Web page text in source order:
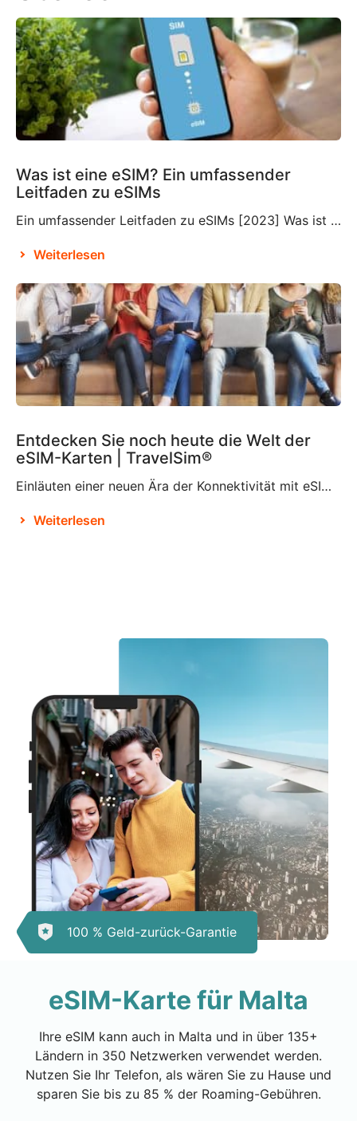
Was ist eine eSIM? Ein umfassender
Leitfaden zu eSIMs
Ein umfassender Leitfaden zu eSIMs [2023] Was ist eine eSIM? Wenn Sie mit dieser relativ neuen Technologie nicht vertraut sind, fragen Sie sich vielleicht, was eine eSIM ist und ob Sie diese in Ihre Reisepläne integrieren müssen oder nicht. Eine eSIM, auch eingebettete SIM oder elektronische SIM genannt, ist ein Bestandteil, der wahrscheinlich bereits in […]
Weiterlesen
Entdecken Sie noch heute die Welt der
eSIM-Karten | TravelSim®
Einläuten einer neuen Ära der Konnektivität mit eSIM-Karten Laut Brian X. Chen, dem leitenden Autor für Verbrauchertechnologie bei der New York Times, wird es nicht mehr lange dauern, bis es „die physische SIM-Karte nicht mehr geben wird“. Dies ist offenbar der Entscheidung von Apple zu verdanken, das SIM-Kartenfach beim iPhone 14 zu eliminieren und es […]
Weiterlesen
100 % Geld-zurück-Garantie
eSIM-Karte für Malta
Ihre eSIM kann auch in Malta und in über 135+
Ländern in 350 Netzwerken verwendet werden.
Nutzen Sie Ihr Telefon, als wären Sie zu Hause und
sparen Sie bis zu 85 % der Roaming-Gebühren.